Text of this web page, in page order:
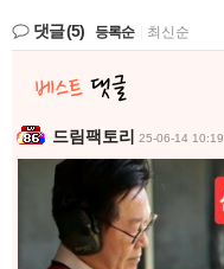
댓글(5) 등록순 최신순
드림팩토리 25-06-14 10:19